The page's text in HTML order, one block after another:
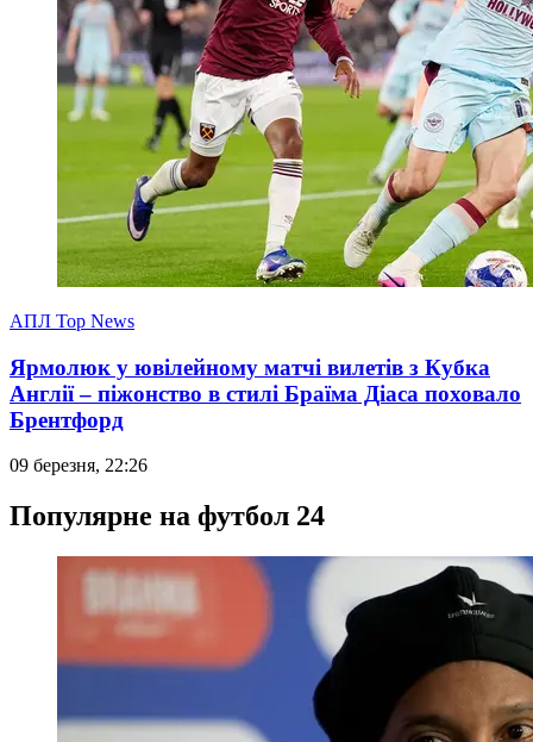
АПЛ Top News
Ярмолюк у ювілейному матчі вилетів з Кубка
Англії – піжонство в стилі Браїма Діаса поховало
Брентфорд
09 березня, 22:26
Популярне на футбол 24